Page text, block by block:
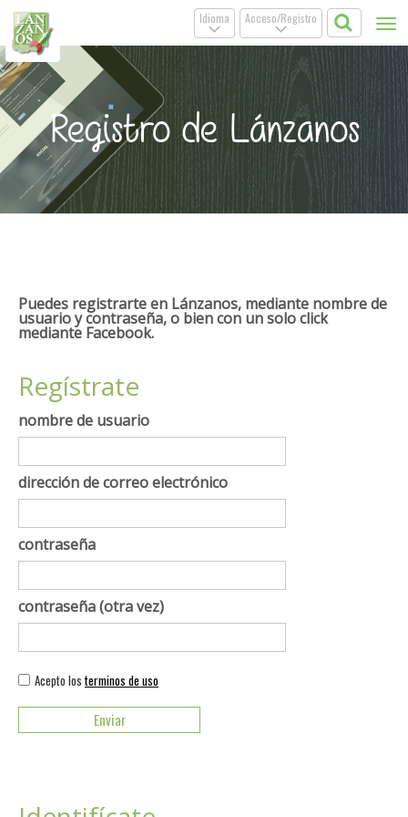
Acceso/Registro
.
Idioma
.
Registro de Lánzanos
Puedes registrarte en Lánzanos, mediante nombre de
usuario y contraseña, o bien con un solo click
mediante Facebook.
Regístrate
nombre de usuario
dirección de correo electrónico
contraseña
contraseña (otra vez)
Acepto los terminos de uso